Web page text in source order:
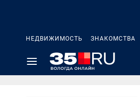
НЕДВИЖИМОСТЬ ЗНАКОМСТВА